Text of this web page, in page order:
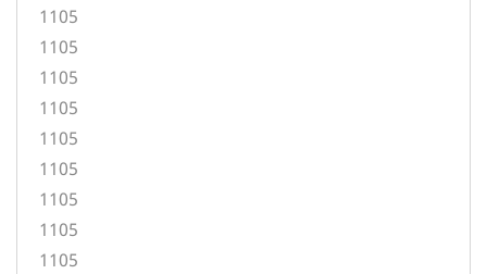
1105
1105
1105
1105
1105
1105
1105
1105
1105